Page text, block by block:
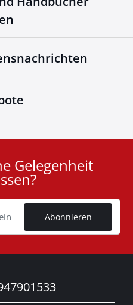
Gelegenheit
Abonnieren